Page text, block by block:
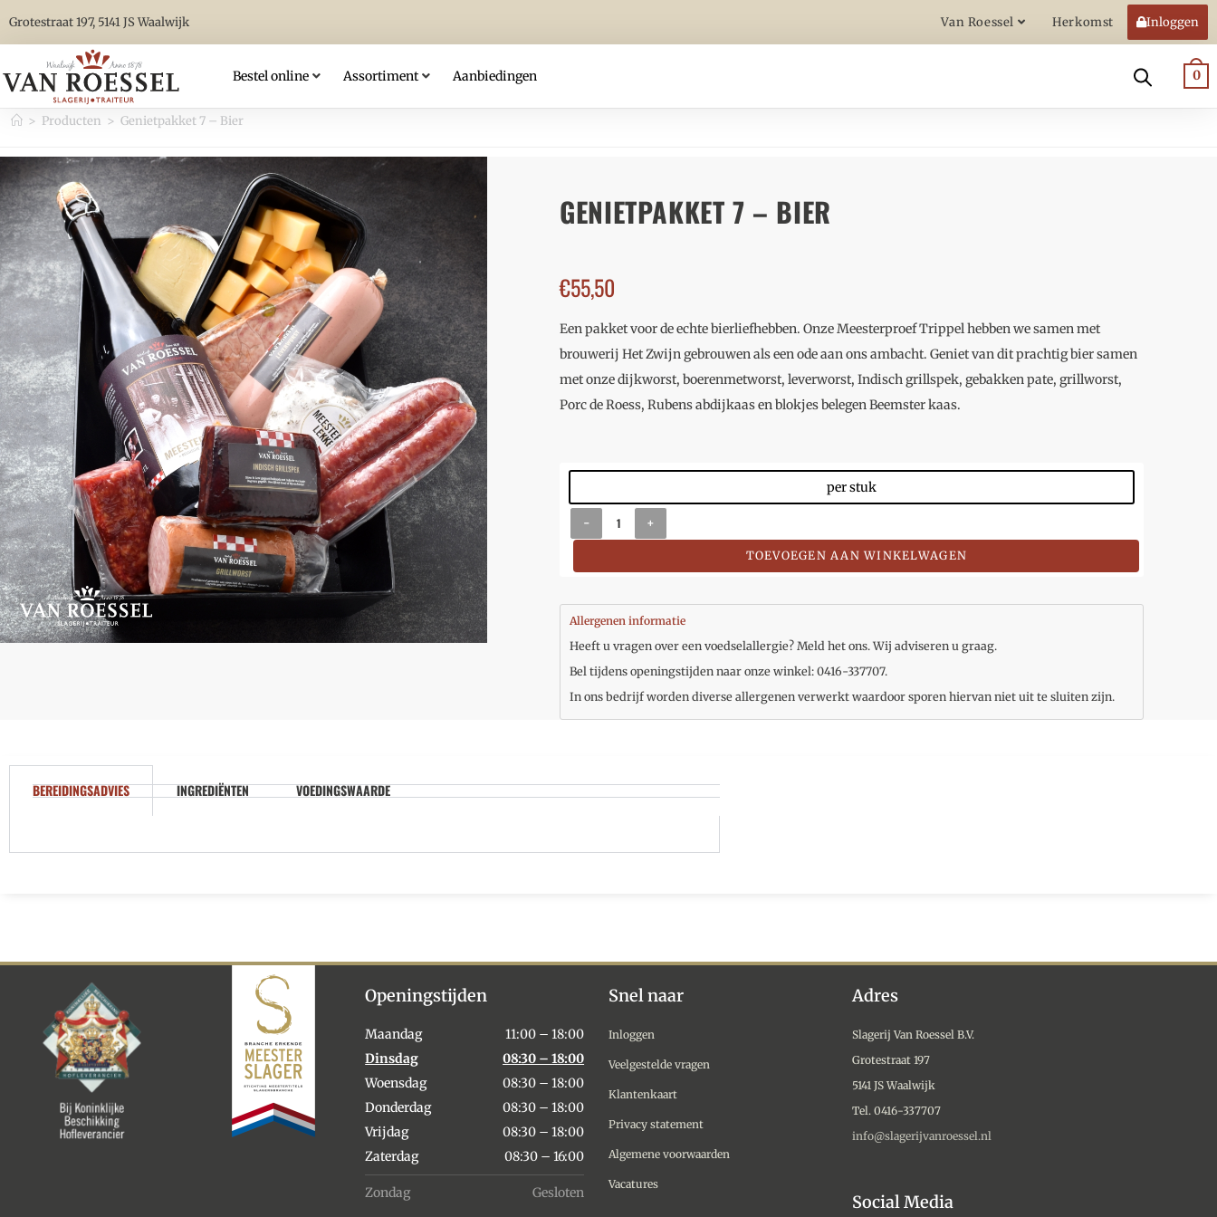
Grotestraat 197, 5141 JS Waalwijk Van Roessel Herkomst Inloggen
Bestel online Assortiment Aanbiedingen 0
> Producten > Genietpakket 7 – Bier
GENIETPAKKET 7 – BIER
€55,50
Een pakket voor de echte bierliefhebben. Onze Meesterproef Trippel hebben we samen met
brouwerij Het Zwijn gebrouwen als een ode aan ons ambacht. Geniet van dit prachtig bier samen
met onze dijkworst, boerenmetworst, leverworst, Indisch grillspek, gebakken pate, grillworst,
Porc de Roess, Rubens abdijkaas en blokjes belegen Beemster kaas.
per stuk
- +
TOEVOEGEN AAN WINKELWAGEN
Allergenen informatie
Heeft u vragen over een voedselallergie? Meld het ons. Wij adviseren u graag.
Bel tijdens openingstijden naar onze winkel: 0416-337707.
In ons bedrijf worden diverse allergenen verwerkt waardoor sporen hiervan niet uit te sluiten zijn.
BEREIDINGSADVIES INGREDIËNTEN VOEDINGSWAARDE
Openingstijden
Maandag
11:00 – 18:00
Dinsdag
08:30 – 18:00
Woensdag
08:30 – 18:00
Donderdag
08:30 – 18:00
Vrijdag
08:30 – 18:00
Zaterdag
08:30 – 16:00
Zondag Gesloten
Snel naar
Inloggen
Veelgestelde vragen
Klantenkaart
Privacy statement
Algemene voorwaarden
Vacatures
Adres
Slagerij Van Roessel B.V.
Grotestraat 197
5141 JS Waalwijk
Tel. 0416-337707
info@slagerijvanroessel.nl
Social Media